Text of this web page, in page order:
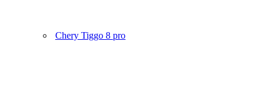
Chery Tiggo 8 pro